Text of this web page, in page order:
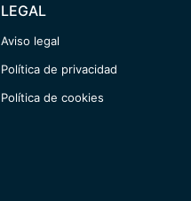
LEGAL
Aviso legal
Política de privacidad
Política de cookies